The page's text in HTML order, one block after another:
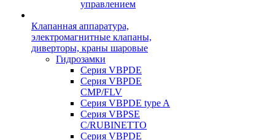
управлением
Клапанная аппаратура,
электромагнитные клапаны,
диверторы, краны шаровые
Гидрозамки
Серия VBPDE
Серия VBPDE
CMP/FLV
Серия VBPDE type A
Серия VBPSE
C/RUBINETTO
Серия VBPDE